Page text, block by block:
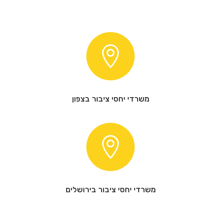

משרדי יחסי ציבור בצפון

משרדי יחסי ציבור בירושלים